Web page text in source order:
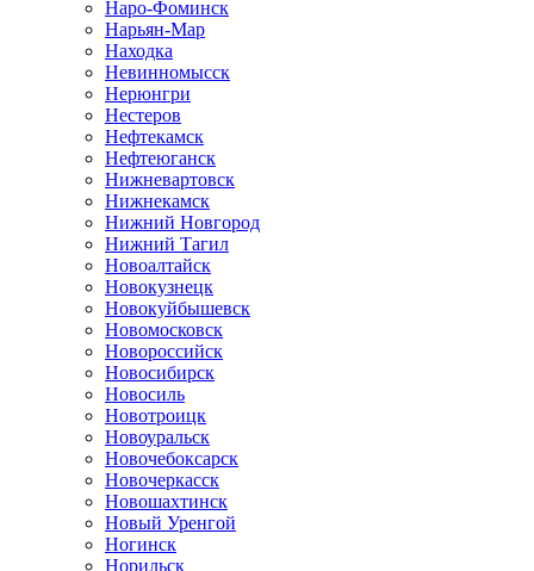
Наро-Фоминск
Нарьян-Мар
Находка
Невинномысск
Нерюнгри
Нестеров
Нефтекамск
Нефтеюганск
Нижневартовск
Нижнекамск
Нижний Новгород
Нижний Тагил
Новоалтайск
Новокузнецк
Новокуйбышевск
Новомосковск
Новороссийск
Новосибирск
Новосиль
Новотроицк
Новоуральск
Новочебоксарск
Новочеркасск
Новошахтинск
Новый Уренгой
Ногинск
Норильск